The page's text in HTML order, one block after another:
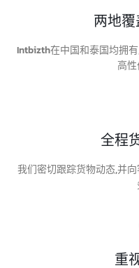
两地
Intbizth在中国和泰国均拥
高性
全程
我们密切跟踪货物动态,并
重